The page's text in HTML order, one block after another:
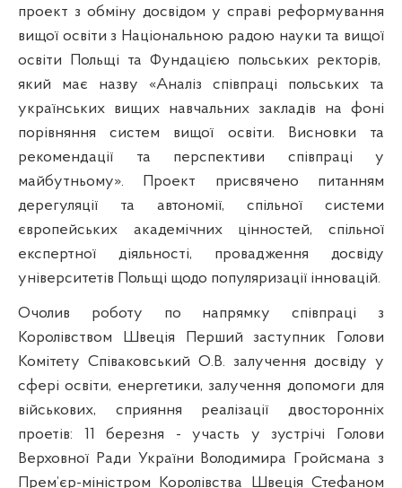
проект з обміну досвідом у справі реформування
вищої освіти з Національною радою науки та вищої
освіти Польщі та Фундацією польських ректорів,
який має назву «Аналіз співпраці польських та
українських вищих навчальних закладів на фоні
порівняння систем вищої освіти. Висновки та
рекомендації та перспективи співпраці у
майбутньому». Проект присвячено питанням
дерегуляції та автономії, спільної системи
європейських академічних цінностей, спільної
експертної діяльності, провадження досвіду
університетів Польщі щодо популяризації інновацій.
Очолив роботу по напрямку співпраці з
Королівством Швеція Перший заступник Голови
Комітету Співаковський О.В. залучення досвіду у
сфері освіти, енергетики, залучення допомоги для
військових, сприяння реалізації двосторонніх
проетів: 11 березня - участь у зустрічі Голови
Верховної Ради України Володимира Гройсмана з
Прем’єр-міністром Королівства Швеція Стефаном